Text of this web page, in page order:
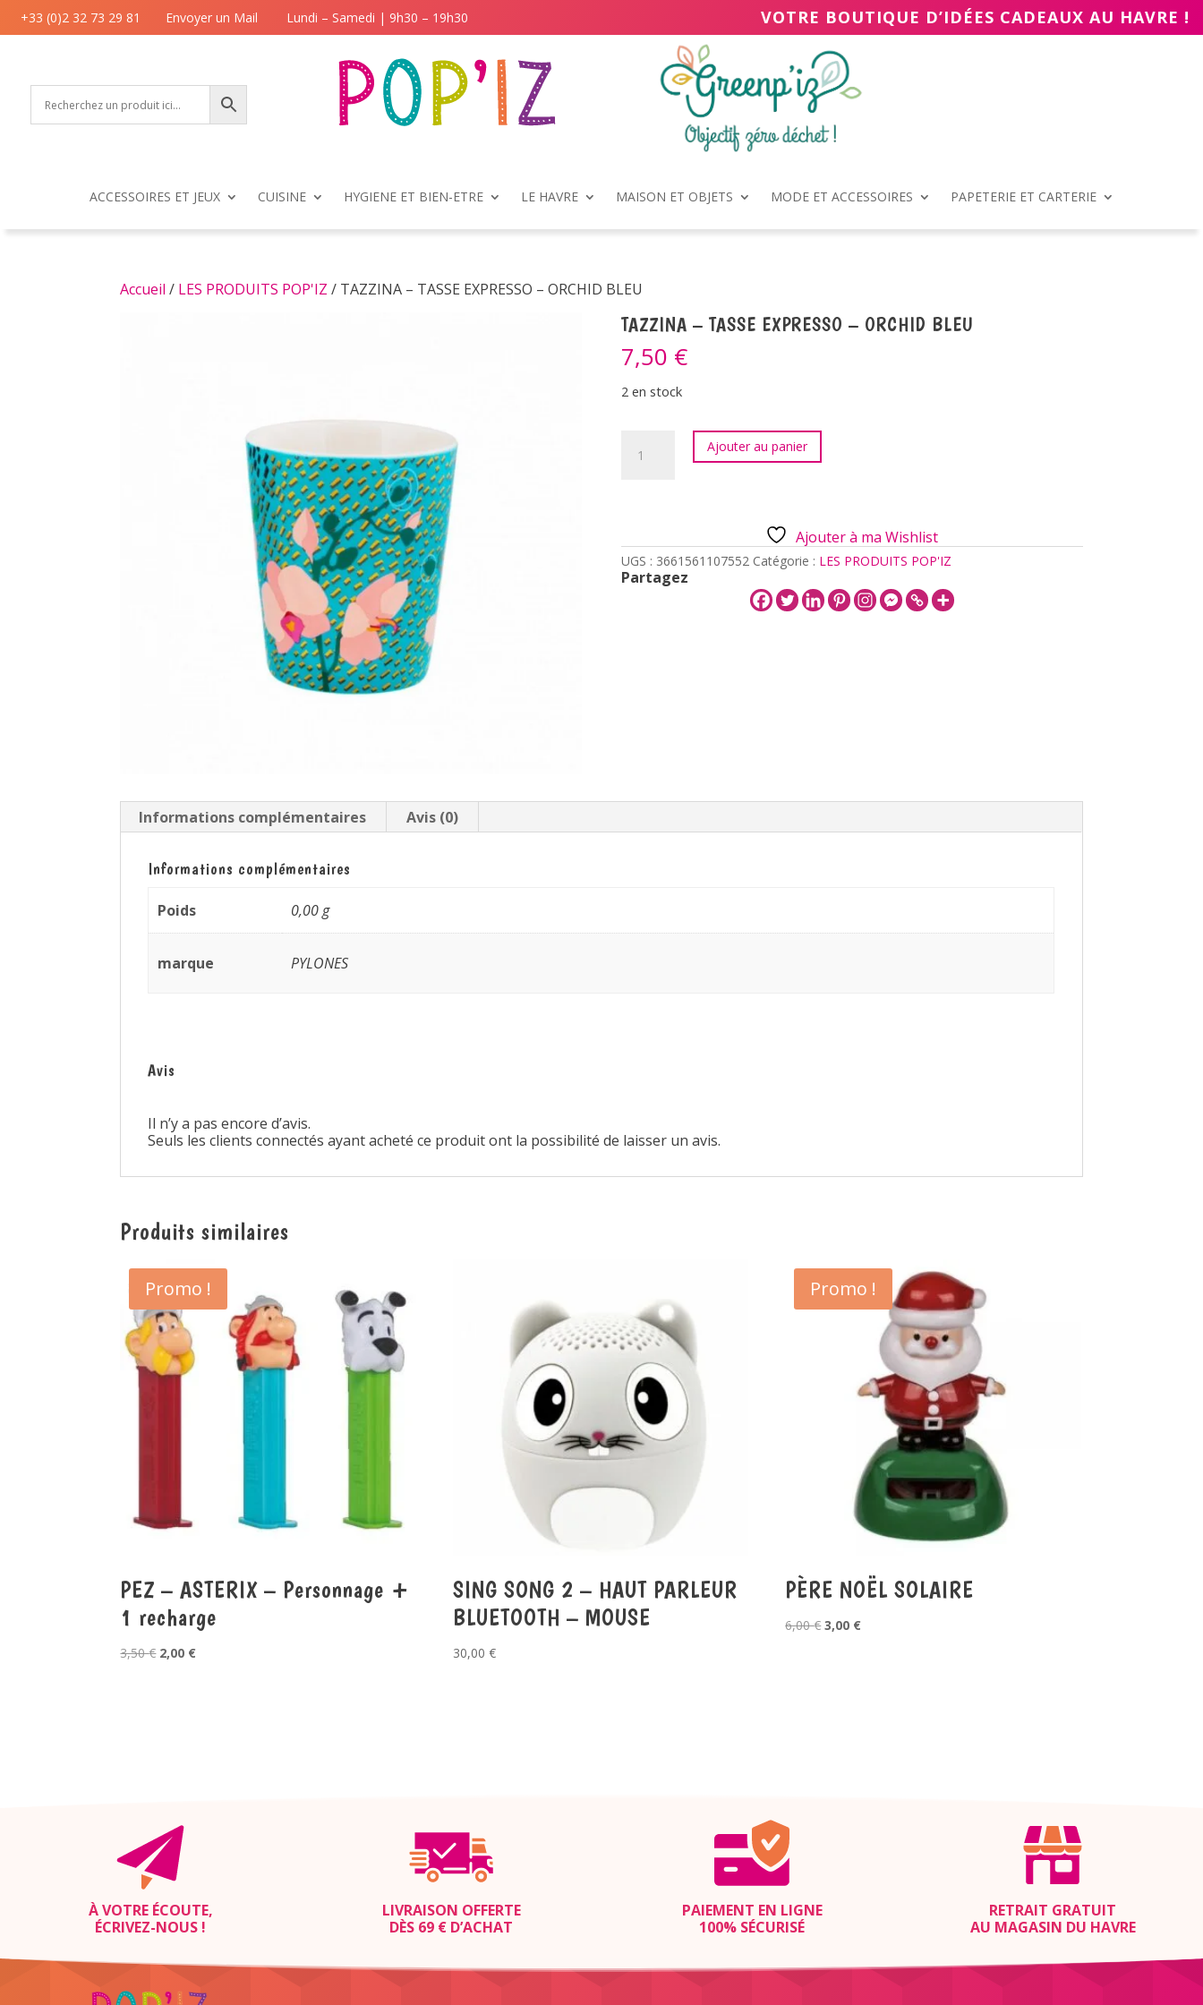
+33 (0)2 32 73 29 81 Envoyer un Mail Lundi – Samedi | 9h30 – 19h30 VOTRE BOUTIQUE D’IDÉES CADEAUX AU HAVRE !
ACCESSOIRES ET JEUX CUISINE HYGIENE ET BIEN-ETRE LE HAVRE MAISON ET OBJETS MODE ET ACCESSOIRES PAPETERIE ET CARTERIE
Accueil / LES PRODUITS POP'IZ / TAZZINA – TASSE EXPRESSO – ORCHID BLEU
TAZZINA – TASSE EXPRESSO – ORCHID BLEU
7,50 €
2 en stock
ORCHID
BLEU
Ajouter au panier
Ajouter à ma Wishlist
UGS : 3661561107552 Catégorie : LES PRODUITS POP'IZ
Partagez
Informations complémentaires Avis (0)
Informations complémentaires
Poids 0,00 g
marque PYLONES
Avis
Il n’y a pas encore d’avis.
Seuls les clients connectés ayant acheté ce produit ont la possibilité de laisser un avis.
Produits similaires
Promo !
PEZ – ASTERIX – Personnage +
1 recharge
3,50€ Le
2,00 €Le
SING SONG 2 – HAUT PARLEUR
BLUETOOTH – MOUSE
30,00 €
Promo !
PÈRE NOËL SOLAIRE
6,00€Le
3,00 €Le
À VOTRE ÉCOUTE,
ÉCRIVEZ-NOUS !
LIVRAISON OFFERTE
DÈS 69 € D’ACHAT
PAIEMENT EN LIGNE
100% SÉCURISÉ
RETRAIT GRATUIT
AU MAGASIN DU HAVRE